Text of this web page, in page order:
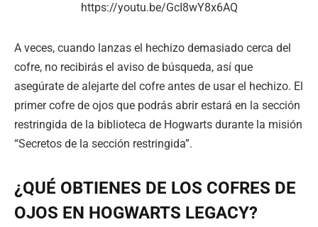
https://youtu.be/GcI8wY8x6AQ
A veces, cuando lanzas el hechizo demasiado cerca del
cofre, no recibirás el aviso de búsqueda, así que
asegúrate de alejarte del cofre antes de usar el hechizo. El
primer cofre de ojos que podrás abrir estará en la sección
restringida de la biblioteca de Hogwarts durante la misión
“Secretos de la sección restringida”.
¿QUÉ OBTIENES DE LOS COFRES DE
OJOS EN HOGWARTS LEGACY?